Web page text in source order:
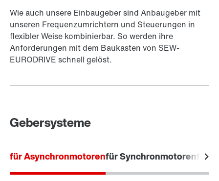
Wie auch unsere Einbaugeber sind Anbaugeber mit
unseren Frequenzumrichtern und Steuerungen in
flexibler Weise kombinierbar. So werden ihre
Anforderungen mit dem Baukasten von SEW-
EURODRIVE schnell gelöst.
Gebersysteme
für Asynchronmotorenfür Synchronmotorenfür